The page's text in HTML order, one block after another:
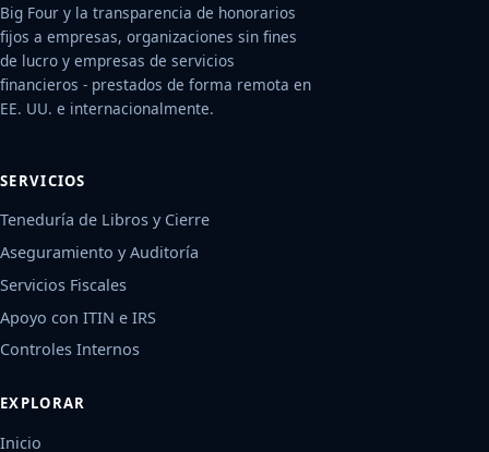
Big Four y la transparencia de honorarios
fijos a empresas, organizaciones sin fines
de lucro y empresas de servicios
financieros - prestados de forma remota en
EE. UU. e internacionalmente.
SERVICIOS
Teneduría de Libros y Cierre
Aseguramiento y Auditoría
Servicios Fiscales
Apoyo con ITIN e IRS
Controles Internos
EXPLORAR
Inicio